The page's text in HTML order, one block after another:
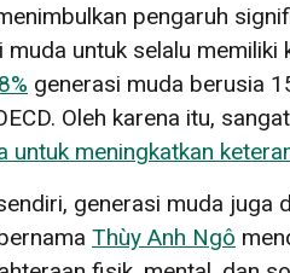
pengaruh
muda untuk selalu
generasi muda berusia
Oleh karena itu,
meningkatkan
generasi muda
Thùy Anh Ngô